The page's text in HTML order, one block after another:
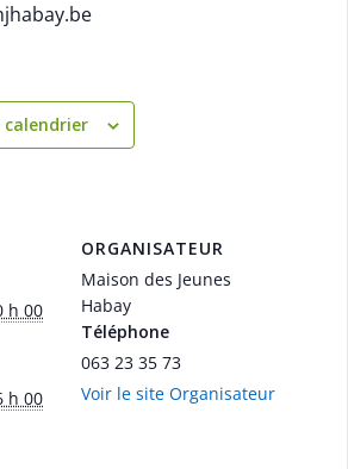
h 00
h 00
ORGANISATEUR
Maison des Jeunes
Habay
Téléphone
063 23 35 73
Voir le site Organisateur